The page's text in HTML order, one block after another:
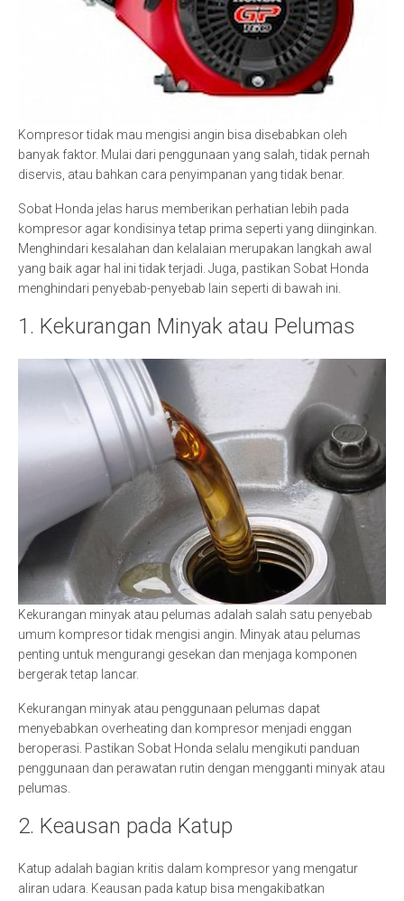
Kompresor tidak mau mengisi angin bisa disebabkan oleh
banyak faktor. Mulai dari penggunaan yang salah, tidak pernah
diservis, atau bahkan cara penyimpanan yang tidak benar.
Sobat Honda jelas harus memberikan perhatian lebih pada
kompresor agar kondisinya tetap prima seperti yang diinginkan.
Menghindari kesalahan dan kelalaian merupakan langkah awal
yang baik agar hal ini tidak terjadi. Juga, pastikan Sobat Honda
menghindari penyebab-penyebab lain seperti di bawah ini.
1. Kekurangan Minyak atau Pelumas
Kekurangan minyak atau pelumas adalah salah satu penyebab
umum kompresor tidak mengisi angin. Minyak atau pelumas
penting untuk mengurangi gesekan dan menjaga komponen
bergerak tetap lancar.
Kekurangan minyak atau penggunaan pelumas dapat
menyebabkan overheating dan kompresor menjadi enggan
beroperasi. Pastikan Sobat Honda selalu mengikuti panduan
penggunaan dan perawatan rutin dengan mengganti minyak atau
pelumas.
2. Keausan pada Katup
Katup adalah bagian kritis dalam kompresor yang mengatur
aliran udara. Keausan pada katup bisa mengakibatkan